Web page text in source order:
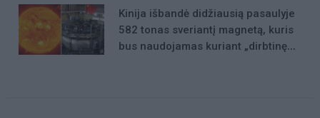
Kinija išbandė didžiausią pasaulyje
582 tonas sveriantį magnetą, kuris
bus naudojamas kuriant „dirbtinę